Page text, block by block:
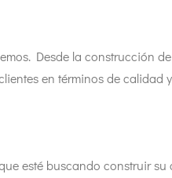
Desde la construcción
en términos de calidad
esté buscando construir